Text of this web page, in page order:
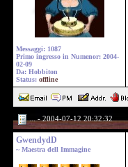
Messaggi: 1087
Primo ingresso in Numenor: 2004-
02-09
Da: Hobbiton
Status: offline
... - 2004-07-12 20:32:32
GwendydD
~ Maestra dell Immagine